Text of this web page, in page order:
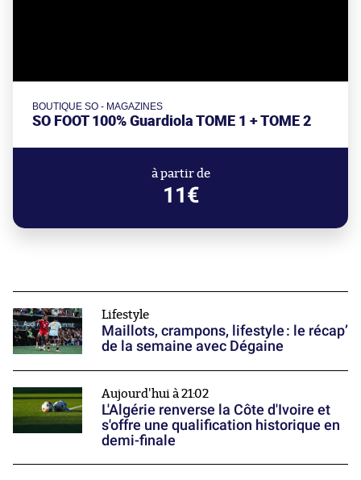
BOUTIQUE SO - MAGAZINES
SO FOOT 100% Guardiola TOME 1 + TOME 2
à partir de
11€
Lifestyle
Maillots, crampons, lifestyle : le récap’
de la semaine avec Dégaine
Aujourd'hui à 21:02
L'Algérie renverse la Côte d'Ivoire et
s'offre une qualification historique en
demi-finale